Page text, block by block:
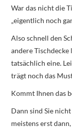
War das nicht die
„eigentlich noch
Also schnell den
andere
tatsächlich eine.
trägt noch das
Kommt Ihnen das
Dann sind Sie
meistens erst